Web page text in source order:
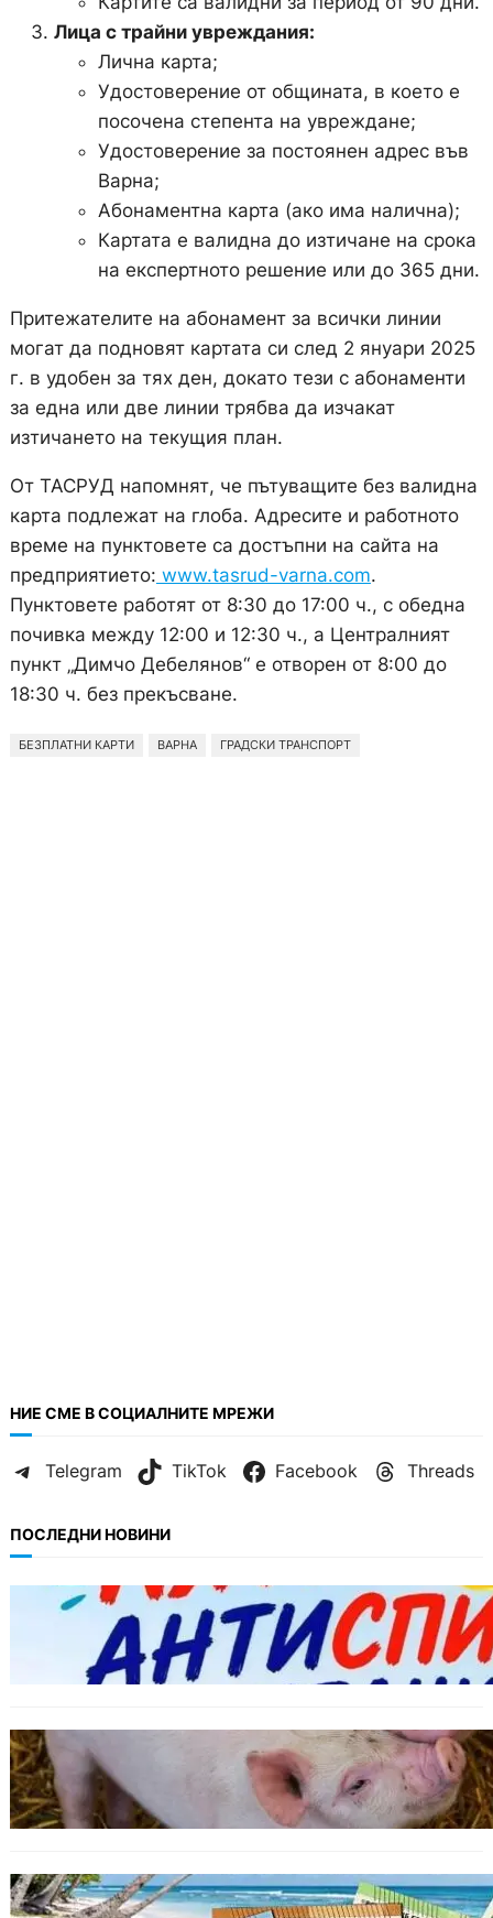
Лица с трайни увреждания:
Лична карта;
Удостоверение от общината, в което е
посочена степента на увреждане;
Удостоверение за постоянен адрес във
Варна;
Абонаментна карта (ако има налична);
Картата е валидна до изтичане на срока
на експертното решение или до 365 дни.
Притежателите на абонамент за всички линии
могат да подновят картата си след 2 януари 2025
г. в удобен за тях ден, докато тези с абонаменти
за една или две линии трябва да изчакат
изтичането на текущия план.
От ТАСРУД напомнят, че пътуващите без валидна
карта подлежат на глоба. Адресите и работното
време на пунктовете са достъпни на сайта на
предприятието: www.tasrud-varna.com.
Пунктовете работят от 8:30 до 17:00 ч., с обедна
почивка между 12:00 и 12:30 ч., а Централният
пункт „Димчо Дебелянов“ е отворен от 8:00 до
18:30 ч. без прекъсване.
БЕЗПЛАТНИ КАРТИ ВАРНА ГРАДСКИ ТРАНСПОРТ
НИЕ СМЕ В СОЦИАЛНИТЕ МРЕЖИ
Telegram TikTok Facebook Threads
ПОСЛЕДНИ НОВИНИ
БЪЛГАРИЯ
Варна предлага безплатни и анонимни
тестове за ХИВ и други инфекции през
август
Тревога във Варненско: Африканска чума
по свинете е открита край Гроздьово
ИКОНОМИКА
Край на цените в две валути: От 9 август